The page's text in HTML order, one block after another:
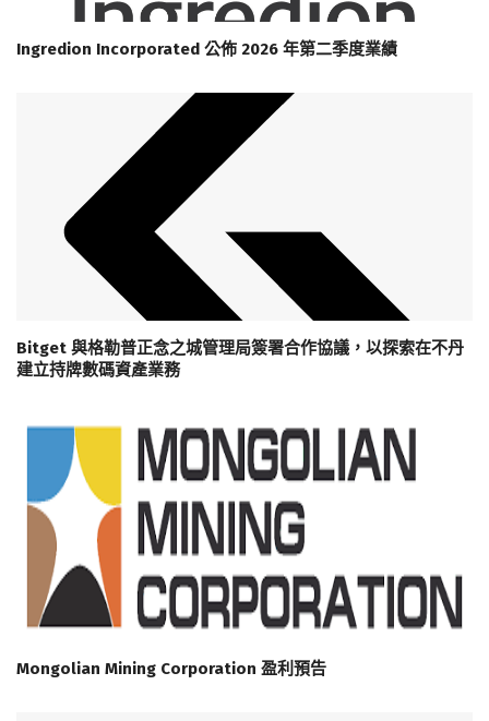
Ingredion Incorporated 公佈 2026 年第二季度業績
Bitget 與格勒普正念之城管理局簽署合作協議，以探索在不丹
建立持牌數碼資產業務
Mongolian Mining Corporation 盈利預告